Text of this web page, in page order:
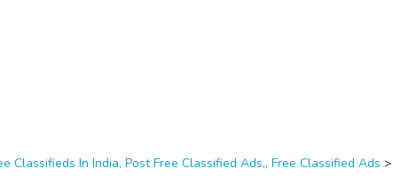
Classifieds In India, Post Free Classified Ads,, Free Classified Ads >